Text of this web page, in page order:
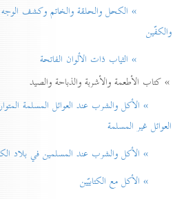
» الكحل والحلقة والخاتم وكشف الوجه
والكفّين
» الثياب ذات الألوان الفاتحة
» كتاب الأطعمة والأشربة والذباحة والصيد
» الأكل والشرب عند العوائل المسلمة
العوائل غير المسلمة
» الأكل والشرب عند المسلمين في بلاد
» الأكل مع الكتابيّين